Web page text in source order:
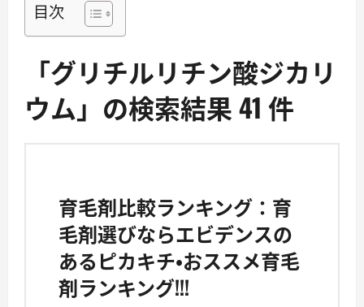
目次
「グリチルリチン酸ジカリ
ウム」の検索結果 41 件
育毛剤比較ランキング：育
毛剤選びならエビデンスの
あるピカキチ・おススメ育毛
剤ランキング!!!